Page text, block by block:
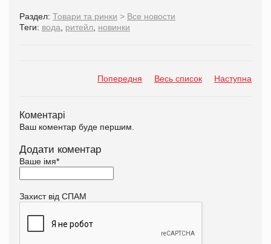
Раздел: Товари та ринки > Все новости
Теги: вода, ритейл, новинки
Попередня Весь список Наступна
Коментарі
Ваш коментар буде першим.
Додати коментар
Ваше імя*
Захист від СПАМ